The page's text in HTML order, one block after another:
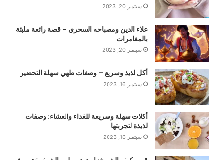
سبتمبر 20, 2023
علاء الدين ومصباحه السحري – قصة رائعة مليئة
بالمغامرات
سبتمبر 20, 2023
أكل لذيذ وسريع – وصفات طهي سهلة التحضير
سبتمبر 16, 2023
أكلات سهلة وسريعة للغداء والعشاء: وصفات
لذيذة لتجربتها
سبتمبر 16, 2023